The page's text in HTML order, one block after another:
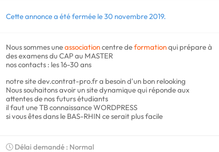
Cette annonce a été fermée le 30 novembre 2019.
Nous sommes uneassociationcentre deformationqui prépare à
des examens du CAP au MASTER
nos contacts : les 16-30 ans
notre site dev.contrat-pro.fr a besoin d'un bon relooking
Nous souhaitons avoir un site dynamique qui réponde aux
attentes de nos futurs étudiants
il faut une TB connaissance WORDPRESS
si vous êtes dans le BAS-RHIN ce serait plus facile
Délai demandé : Normal